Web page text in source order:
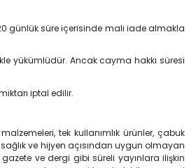
günlük süre içerisinde malı iade almakla
yükümlüdür. Ancak cayma hakkı süresi
iptal edilir.
tek kullanımlık ürünler, çabuk
ve hijyen açısından uygun olmayan
ve dergi gibi süreli yayınlara ilişkin